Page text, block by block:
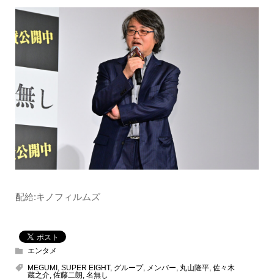
配給:キノフィルムズ
エンタメ
MEGUMI , SUPER EIGHT, グループ, メンバー, 丸山隆平, 佐々木
蔵之介, 佐藤二朗, 名無し